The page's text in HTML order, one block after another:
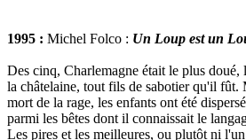
1995 : Michel Folco : Un Loup est un
Des cinq, Charlemagne était le plus
la châtelaine, tout fils de sabotier qu'il fût.
mort de la rage, les enfants ont été
parmi les bêtes dont il connaissait le
Les pires et les meilleures, ou plutôt ni